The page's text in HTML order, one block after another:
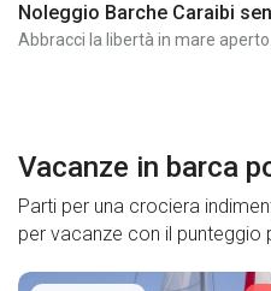
Noleggio Barche Caraibi
Abbracci la libertà in mare aperto.
Vacanze in barca
Parti per una crociera
per vacanze con il punteggio